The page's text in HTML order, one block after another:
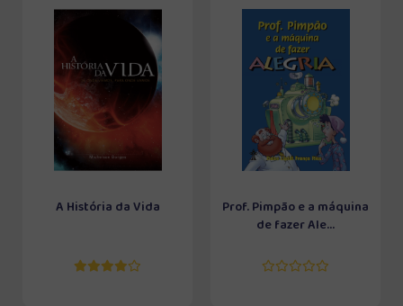
A História da Vida
Prof. Pimpão e a máquina
de fazer Ale...